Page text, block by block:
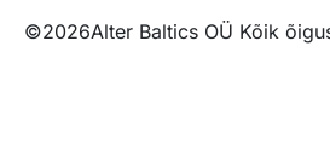
©2026Alter Baltics OÜ Kõik